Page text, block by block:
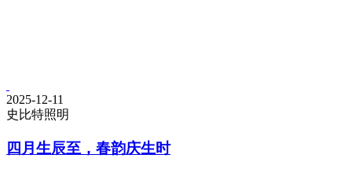
2025-12-11
史比特照明
四月生辰至，春韵庆生时